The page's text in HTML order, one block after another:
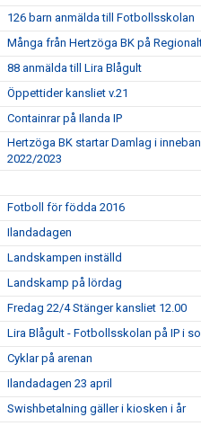
126 barn anmälda till Fotbollsskolan
Många från Hertzöga BK på
88 anmälda till Lira Blågult
Öppettider kansliet v.21
Containrar på Ilanda IP
Hertzöga BK startar Damlag i
2022/2023
Fotboll för födda 2016
Ilandadagen
Landskampen inställd
Landskamp på lördag
Fredag 22/4 Stänger kansliet 12.00
Lira Blågult - Fotbollsskolan på IP i
Cyklar på arenan
Ilandadagen 23 april
Swishbetalning gäller i kiosken i år